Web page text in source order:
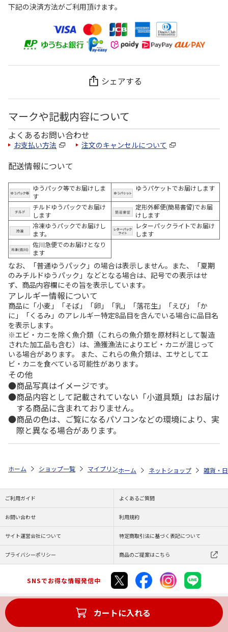
下記の決済方法がご利用頂けます。
シェアする
マークや記載内容について
よくあるお問い合わせ
お支払い方法 注文のキャンセルについて
配送情報について
ゆうパック等でお届けしま
す
ゆうパケットでお届けします
チルドゆうパックでお届け
します
定形外郵便(簡易書留)でお届
けします
冷凍ゆうパックでお届けし
ます。
レターパックライトでお届け
します
佐川急便でのお届けとなり
ます
なお、「普通ゆうパック」の場合は表示しません。また、「夏期
のみチルドゆうパック」などとなる場合は、記号での表示はせ
ず、商品内容欄にその旨を表示しています。
アレルギー情報について
商品に「小麦」「そば」「卵」「乳」「落花生」「えび」「か
に」「くるみ」のアレルギー特定8品目を含んでいる場合に品目名
を表示します。
※エビ・カニを除く魚介類（これらの魚介類を原材料として製造
された加工品も含む）は、漁獲漁法によりエビ・カニが混じって
いる場合があります。 また、これらの魚介類は、エサとしてエ
ビ・カニを食べている可能性があります。
その他
商品写真はイメージです。
商品内容として記載されていない「小道具類」はお届け
する商品に含まれておりません。
商品の色は、ご覧になるパソコンなどの環境により、実
際と異なる場合があります。
カートに入れる
ホーム ショップ一覧 マイプリント シルエットプレート【豆柴
ホーム ネットショップ 雑貨・
ご利用ガイド よくあるご質問
お問い合わせ 利用規約
サイト運営会社について 特定商取引法に基づく表記について
プライバシーポリシー 商品のご提案はこちら
SNSでお得な情報発信中